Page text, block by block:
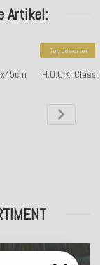
Artikel:
Top bewertet
H.O.C.K.